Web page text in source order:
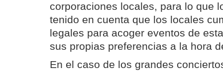
corporaciones locales, para lo que
tenido en cuenta que los locales
legales para acoger eventos de
sus propias preferencias a la hora
En el caso de los grandes